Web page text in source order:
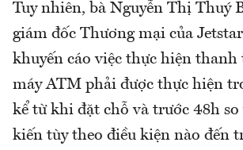
Tuy nhiên, bà Nguyễn Thị Thuý
giám đốc Thương mại của
khuyến cáo việc thực hiện thanh
máy ATM phải được thực hiện
kể từ khi đặt chỗ và trước 48h so
kiến tùy theo điều kiện nào đến